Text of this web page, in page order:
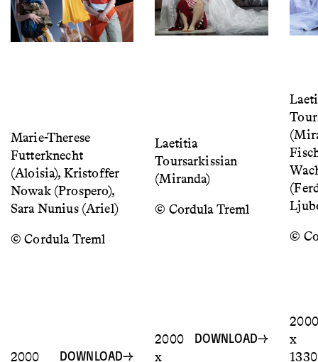
Marie-Therese
Futterknecht
(Aloisia), Kristoffer
Nowak (Prospero),
Sara Nunius (Ariel)
© Cordula Treml
2000 DOWNLOAD
Laetitia
Toursarkissian
(Miranda)
© Cordula Treml
2000
x
DOWNLOAD
©
2000
x
1330